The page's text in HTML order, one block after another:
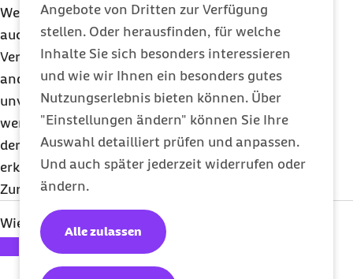
Angebote von Dritten zur Verfügung
stellen. Oder herausfinden, für welche
Inhalte Sie sich besonders interessieren
und wie wir Ihnen ein besonders gutes
Nutzungserlebnis bieten können. Über
"Einstellungen ändern" können Sie Ihre
Auswahl detailliert prüfen und anpassen.
Und auch später jederzeit widerrufen oder
ändern.
Alle zulassen
Wer für eine Chefarztbehandlung bezahlt, hat
auch Anspruch auf die Behandlung durch ihn. Eine
Vertretung durch eine andere Ärztin oder einen
anderen Arzt ist nur für seine Abwesenheit bei
unvorhergesehenen Ereignissen zulässig oder
wenn eine schriftliche Vereinbarung existiert, in
der Sie sich mit der Vertretung einverstanden
erklären.
Zurück zu den
Wie bewerten Sie diesen Artikel?
Ihre Bewertung: 1 Stern
Ihre Bewertung: 2 Sterne
Ihre Bewertung: 3 Sterne
Ihre Bewertung: 4 Sterne
Ihre Bewertung: 5 Sterne